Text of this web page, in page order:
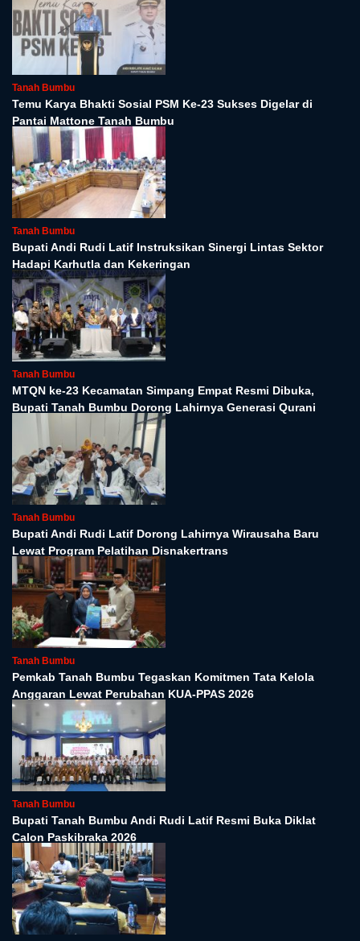
Tanah Bumbu
Temu Karya Bhakti Sosial PSM Ke-23 Sukses Digelar di
Pantai Mattone Tanah Bumbu
Tanah Bumbu
Bupati Andi Rudi Latif Instruksikan Sinergi Lintas Sektor
Hadapi Karhutla dan Kekeringan
Tanah Bumbu
MTQN ke-23 Kecamatan Simpang Empat Resmi Dibuka,
Bupati Tanah Bumbu Dorong Lahirnya Generasi Qurani
Tanah Bumbu
Bupati Andi Rudi Latif Dorong Lahirnya Wirausaha Baru
Lewat Program Pelatihan Disnakertrans
Tanah Bumbu
Pemkab Tanah Bumbu Tegaskan Komitmen Tata Kelola
Anggaran Lewat Perubahan KUA-PPAS 2026
Tanah Bumbu
Bupati Tanah Bumbu Andi Rudi Latif Resmi Buka Diklat
Calon Paskibraka 2026